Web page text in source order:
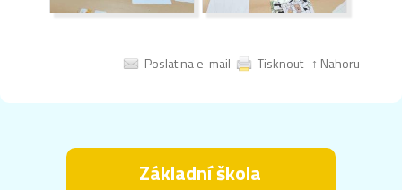
Poslat na e-mail Tisknout ↑ Nahoru
Základní škola